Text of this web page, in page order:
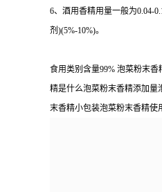
6、酒用香精用量一般为0.04-
剂)(5%-10%)。
食用类别含量99% 泡菜粉末
精是什么泡菜粉末香精添加量
末香精小包装泡菜粉末香精使